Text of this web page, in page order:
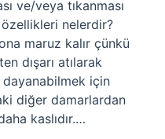
ve/veya tıkanması
nelerdir?
maruz kalır çünkü
dışarı atılarak
dayanabilmek için
diğer damarlardan
kaslıdır.…